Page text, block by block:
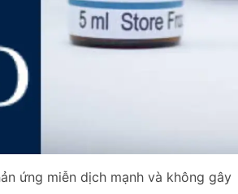
ứng miễn dịch mạnh và không gây